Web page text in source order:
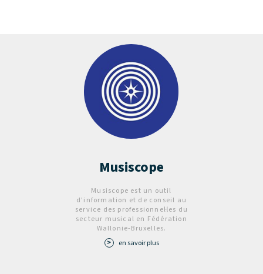
Musiscope
Musiscope est un outil
d'information et de conseil au
service des professionnel·les du
secteur musical en Fédération
Wallonie-Bruxelles.
en savoir plus